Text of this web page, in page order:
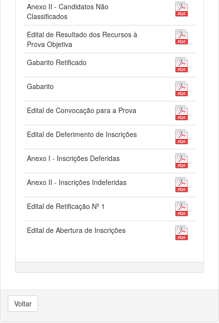
Anexo II - Candidatos Não
Classificados
Edital de Resultado dos Recursos à
Prova Objetiva
Gabarito Retificado
Gabarito
Edital de Convocação para a Prova
Edital de Deferimento de Inscrições
Anexo I - Inscrições Deferidas
Anexo II - Inscrições Indeferidas
Edital de Retificação Nº 1
Edital de Abertura de Inscrições
Voltar